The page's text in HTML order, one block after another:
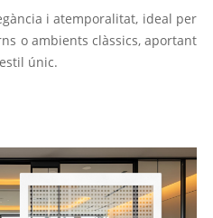
i atemporalitat, ideal per
o ambients clàssics, aportant
únic.